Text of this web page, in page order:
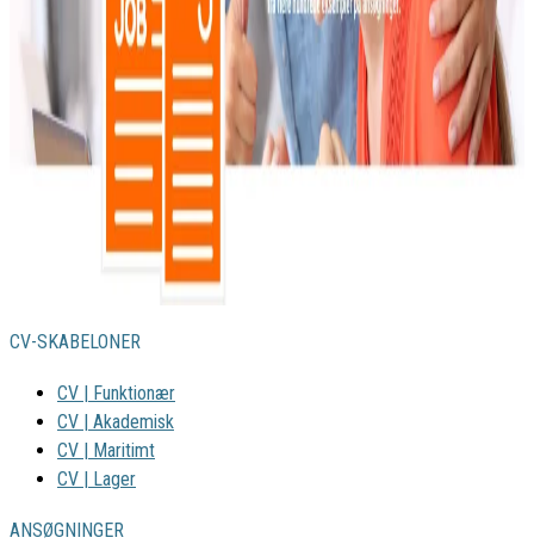
CV-SKABELONER
CV | Funktionær
CV | Akademisk
CV | Maritimt
CV | Lager
ANSØGNINGER